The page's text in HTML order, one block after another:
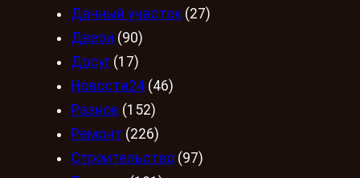
Дачный участок (27)
Двери (90)
Досуг (17)
Новости24 (46)
Разное (152)
Ремонт (226)
Строительство (97)